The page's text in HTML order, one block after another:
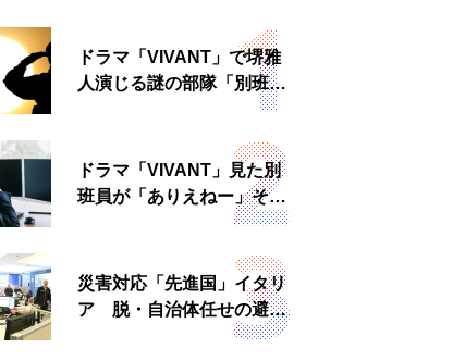
ドラマ「VIVANT」で堺雅
人演じる謎の部隊「別班」
は実在する？内情知る人物
ドラマ「VIVANT」見た別
班員が「ありえねー」その
理由とは 非公然組織ゆえ
災害対応「先進国」イタリ
ア 脱・自治体任せの避難
所運営、被災者への温かい